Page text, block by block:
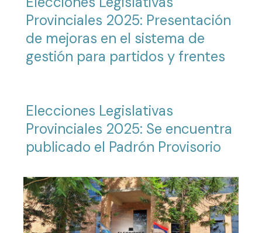
Provinciales 2025: Presentación
de mejoras en el sistema de
gestión para partidos y frentes
Elecciones Legislativas
Provinciales 2025: Se encuentra
publicado el Padrón Provisorio